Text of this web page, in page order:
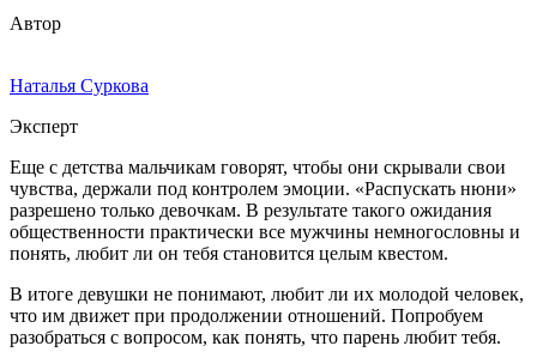
Автор
Наталья Суркова
Эксперт
Еще с детства мальчикам говорят, чтобы они скрывали свои
чувства, держали под контролем эмоции. «Распускать нюни»
разрешено только девочкам. В результате такого ожидания
общественности практически все мужчины немногословны и
понять, любит ли он тебя становится целым квестом.
В итоге девушки не понимают, любит ли их молодой человек,
что им движет при продолжении отношений. Попробуем
разобраться с вопросом, как понять, что парень любит тебя.